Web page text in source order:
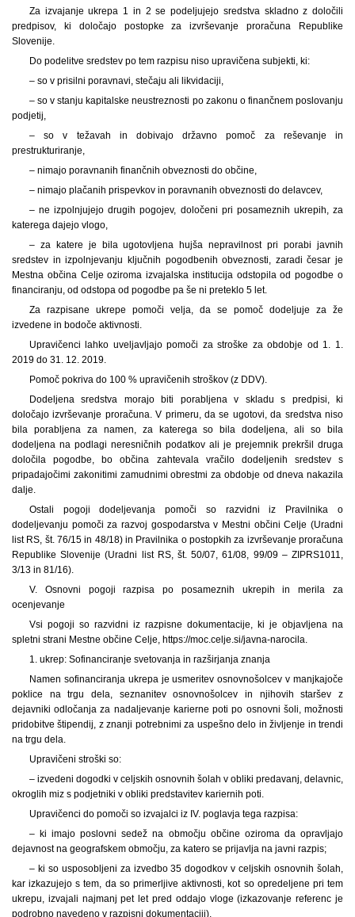
Za izvajanje ukrepa 1 in 2 se podeljujejo sredstva skladno z določili
predpisov, ki določajo postopke za izvrševanje proračuna Republike
Slovenije.
Do podelitve sredstev po tem razpisu niso upravičena subjekti, ki:
– so v prisilni poravnavi, stečaju ali likvidaciji,
– so v stanju kapitalske neustreznosti po zakonu o finančnem poslovanju
podjetij,
– so v težavah in dobivajo državno pomoč za reševanje in
prestrukturiranje,
– nimajo poravnanih finančnih obveznosti do občine,
– nimajo plačanih prispevkov in poravnanih obveznosti do delavcev,
– ne izpolnjujejo drugih pogojev, določeni pri posameznih ukrepih, za
katerega dajejo vlogo,
– za katere je bila ugotovljena hujša nepravilnost pri porabi javnih
sredstev in izpolnjevanju ključnih pogodbenih obveznosti, zaradi česar je
Mestna občina Celje oziroma izvajalska institucija odstopila od pogodbe o
financiranju, od odstopa od pogodbe pa še ni preteklo 5 let.
Za razpisane ukrepe pomoči velja, da se pomoč dodeljuje za že
izvedene in bodoče aktivnosti.
Upravičenci lahko uveljavljajo pomoči za stroške za obdobje od 1. 1.
2019 do 31. 12. 2019.
Pomoč pokriva do 100 % upravičenih stroškov (z DDV).
Dodeljena sredstva morajo biti porabljena v skladu s predpisi, ki
določajo izvrševanje proračuna. V primeru, da se ugotovi, da sredstva niso
bila porabljena za namen, za katerega so bila dodeljena, ali so bila
dodeljena na podlagi neresničnih podatkov ali je prejemnik prekršil druga
določila pogodbe, bo občina zahtevala vračilo dodeljenih sredstev s
pripadajočimi zakonitimi zamudnimi obrestmi za obdobje od dneva nakazila
dalje.
Ostali pogoji dodeljevanja pomoči so razvidni iz Pravilnika o
dodeljevanju pomoči za razvoj gospodarstva v Mestni občini Celje (Uradni
list RS, št. 76/15 in 48/18) in Pravilnika o postopkih za izvrševanje proračuna
Republike Slovenije (Uradni list RS, št. 50/07, 61/08, 99/09 – ZIPRS1011,
3/13 in 81/16).
V. Osnovni pogoji razpisa po posameznih ukrepih in merila za
ocenjevanje
Vsi pogoji so razvidni iz razpisne dokumentacije, ki je objavljena na
spletni strani Mestne občine Celje, https://moc.celje.si/javna-narocila.
1. ukrep: Sofinanciranje svetovanja in razširjanja znanja
Namen sofinanciranja ukrepa je usmeritev osnovnošolcev v manjkajoče
poklice na trgu dela, seznanitev osnovnošolcev in njihovih staršev z
dejavniki odločanja za nadaljevanje karierne poti po osnovni šoli, možnosti
pridobitve štipendij, z znanji potrebnimi za uspešno delo in življenje in trendi
na trgu dela.
Upravičeni stroški so:
– izvedeni dogodki v celjskih osnovnih šolah v obliki predavanj, delavnic,
okroglih miz s podjetniki v obliki predstavitev kariernih poti.
Upravičenci do pomoči so izvajalci iz IV. poglavja tega razpisa:
– ki imajo poslovni sedež na območju občine oziroma da opravljajo
dejavnost na geografskem območju, za katero se prijavlja na javni razpis;
– ki so usposobljeni za izvedbo 35 dogodkov v celjskih osnovnih šolah,
kar izkazujejo s tem, da so primerljive aktivnosti, kot so opredeljene pri tem
ukrepu, izvajali najmanj pet let pred oddajo vloge (izkazovanje referenc je
podrobno navedeno v razpisni dokumentaciji),